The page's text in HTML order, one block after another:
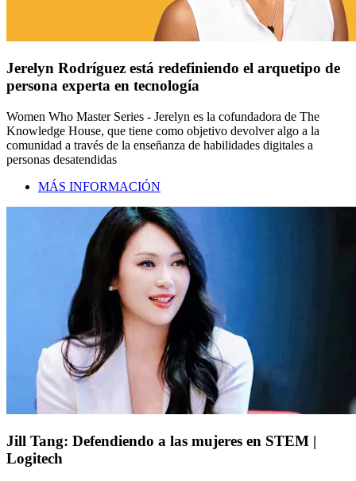
Jerelyn Rodríguez está redefiniendo el arquetipo de
persona experta en tecnología
Women Who Master Series - Jerelyn es la cofundadora de The
Knowledge House, que tiene como objetivo devolver algo a la
comunidad a través de la enseñanza de habilidades digitales a
personas desatendidas
MÁS INFORMACIÓN
Jill Tang: Defendiendo a las mujeres en STEM |
Logitech